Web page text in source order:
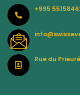
Skip
content
+995
Rue du